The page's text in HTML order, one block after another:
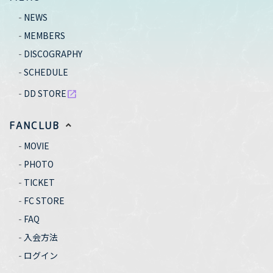
NEWS
MEMBERS
DISCOGRAPHY
SCHEDULE
DD STOREopen_in_new
FANCLUB
MOVIE
PHOTO
TICKET
FC STORE
FAQ
入会方法
ログイン